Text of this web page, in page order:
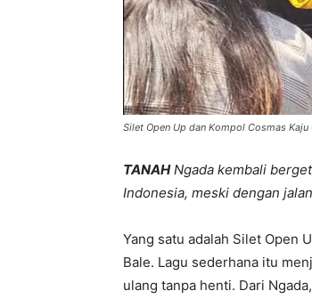
Silet Open Up dan Kompol Cosmas Kaju
TANAHNgada kembali
Indonesia, meski dengan
Yang satu adalah Silet Open
Bale. Lagu sederhana itu
ulang tanpa henti. Dari